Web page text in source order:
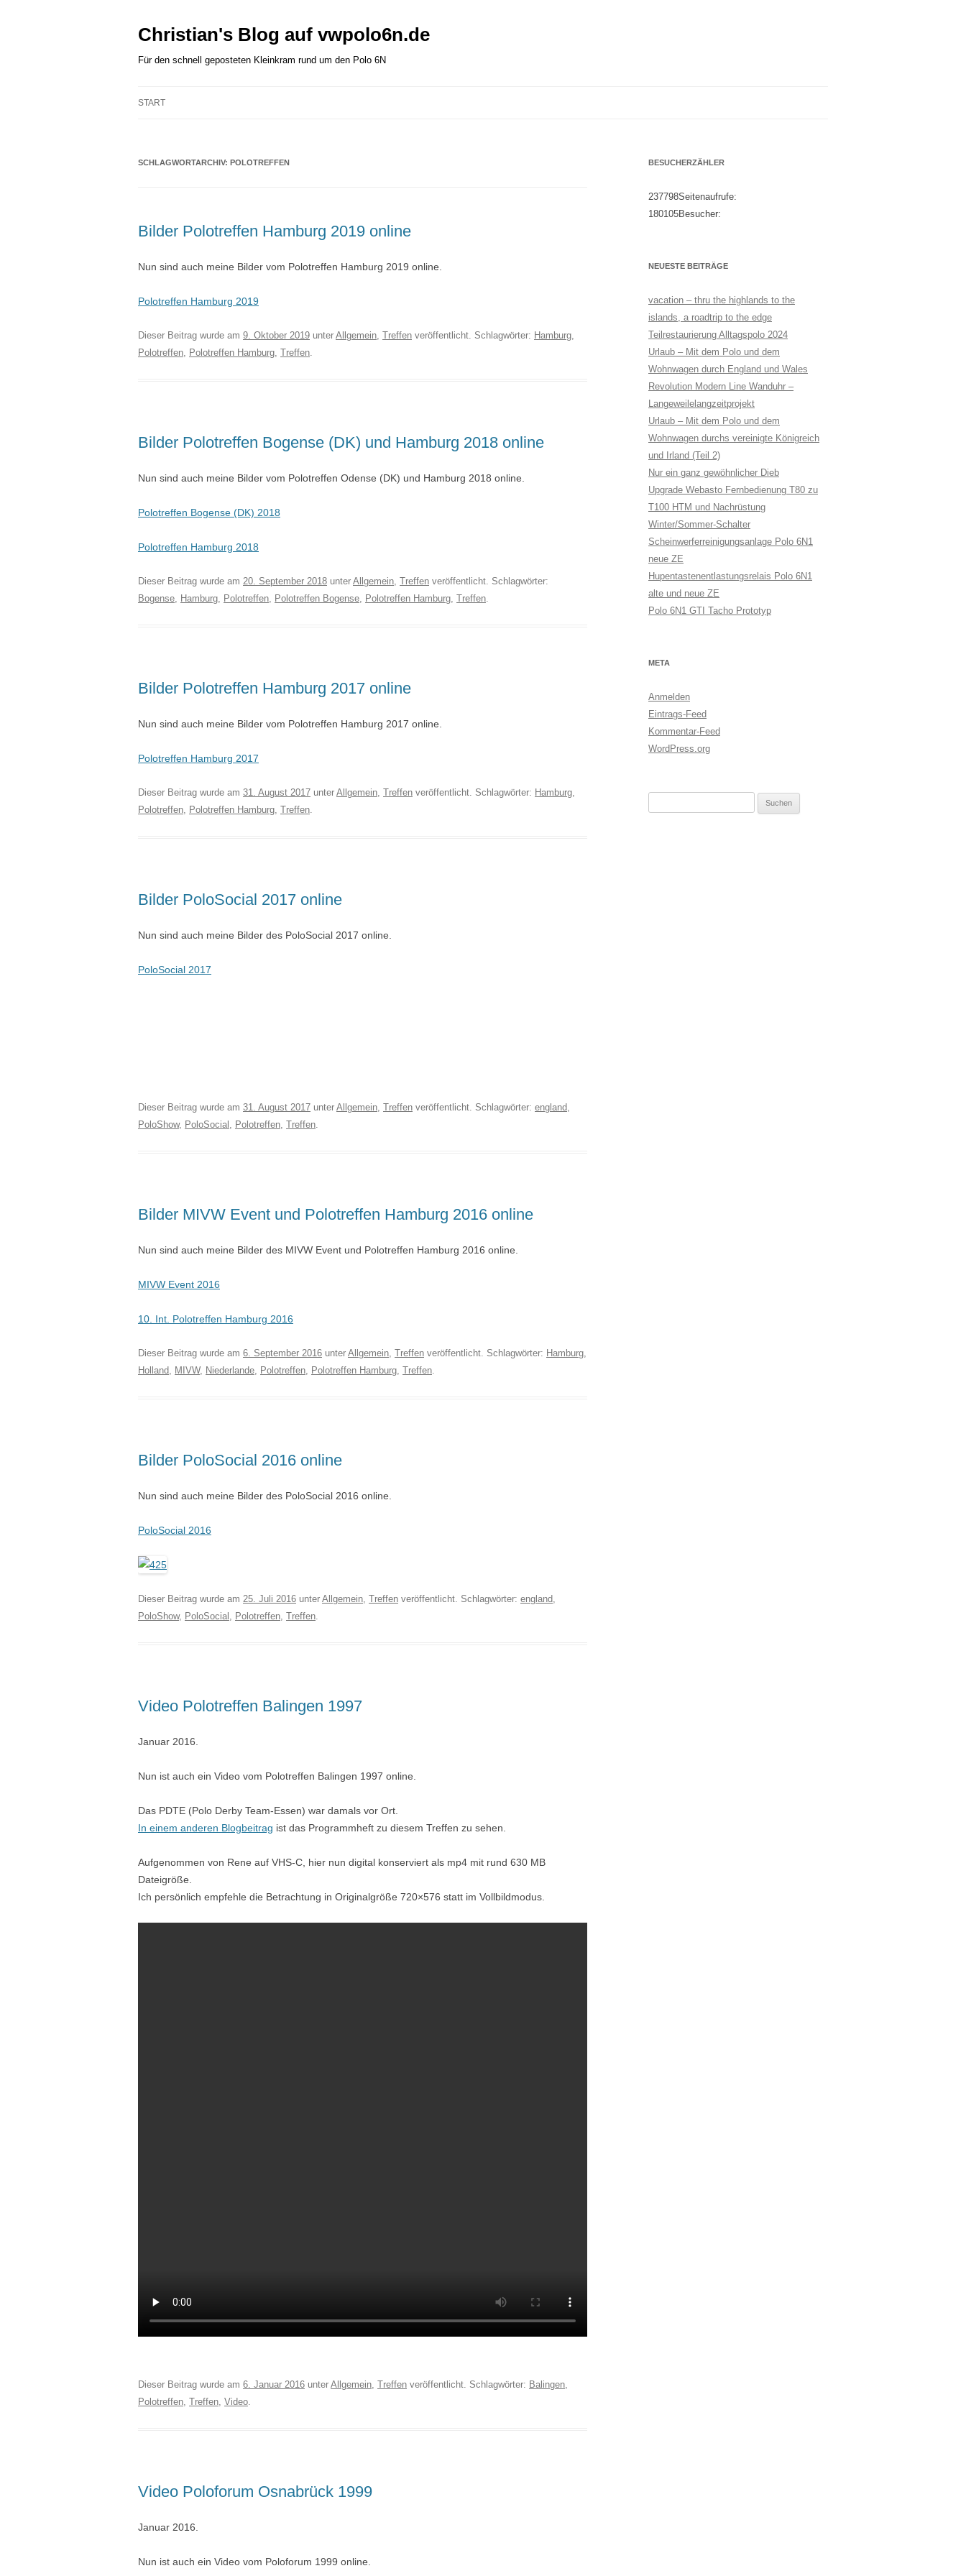
Christian's Blog auf vwpolo6n.de
Für den schnell geposteten Kleinkram rund um den Polo 6N
START
SCHLAGWORTARCHIV: POLOTREFFEN
Bilder Polotreffen Hamburg 2019 online
Nun sind auch meine Bilder vom Polotreffen Hamburg 2019 online.
Polotreffen Hamburg 2019
Dieser Beitrag wurde am 9. Oktober 2019 unter Allgemein, Treffen veröffentlicht. Schlagwörter: Hamburg,
Polotreffen, Polotreffen Hamburg, Treffen.
Bilder Polotreffen Bogense (DK) und Hamburg 2018 online
Nun sind auch meine Bilder vom Polotreffen Odense (DK) und Hamburg 2018 online.
Polotreffen Bogense (DK) 2018
Polotreffen Hamburg 2018
Dieser Beitrag wurde am 20. September 2018 unter Allgemein, Treffen veröffentlicht. Schlagwörter:
Bogense, Hamburg, Polotreffen, Polotreffen Bogense, Polotreffen Hamburg, Treffen.
Bilder Polotreffen Hamburg 2017 online
Nun sind auch meine Bilder vom Polotreffen Hamburg 2017 online.
Polotreffen Hamburg 2017
Dieser Beitrag wurde am 31. August 2017 unter Allgemein, Treffen veröffentlicht. Schlagwörter: Hamburg,
Polotreffen, Polotreffen Hamburg, Treffen.
Bilder PoloSocial 2017 online
Nun sind auch meine Bilder des PoloSocial 2017 online.
PoloSocial 2017
Dieser Beitrag wurde am 31. August 2017 unter Allgemein, Treffen veröffentlicht. Schlagwörter: england,
PoloShow, PoloSocial , Polotreffen, Treffen.
Bilder MIVW Event und Polotreffen Hamburg 2016 online
Nun sind auch meine Bilder des MIVW Event und Polotreffen Hamburg 2016 online.
MIVW Event 2016
10. Int. Polotreffen Hamburg 2016
Dieser Beitrag wurde am 6. September 2016 unter Allgemein, Treffen veröffentlicht. Schlagwörter: Hamburg,
Holland, MIVW, Niederlande, Polotreffen, Polotreffen Hamburg, Treffen.
Bilder PoloSocial 2016 online
Nun sind auch meine Bilder des PoloSocial 2016 online.
PoloSocial 2016
Dieser Beitrag wurde am 25. Juli 2016 unter Allgemein, Treffen veröffentlicht. Schlagwörter: england,
PoloShow, PoloSocial , Polotreffen, Treffen.
Video Polotreffen Balingen 1997
Januar 2016.
Nun ist auch ein Video vom Polotreffen Balingen 1997 online.
Das PDTE (Polo Derby Team-Essen) war damals vor Ort.
In einem anderen Blogbeitrag ist das Programmheft zu diesem Treffen zu sehen.
Aufgenommen von Rene auf VHS-C, hier nun digital konserviert als mp4 mit rund 630 MB
Dateigröße.
Ich persönlich empfehle die Betrachtung in Originalgröße 720×576 statt im Vollbildmodus.
Dieser Beitrag wurde am 6. Januar 2016 unter Allgemein, Treffen veröffentlicht. Schlagwörter: Balingen,
Polotreffen, Treffen, Video.
Video Poloforum Osnabrück 1999
Januar 2016.
Nun ist auch ein Video vom Poloforum 1999 online.
BESUCHERZÄHLER
237798Seitenaufrufe:
180105Besucher:
NEUESTE BEITRÄGE
vacation – thru the highlands to the
islands, a roadtrip to the edge
Teilrestaurierung Alltagspolo 2024
Urlaub – Mit dem Polo und dem
Wohnwagen durch England und Wales
Revolution Modern Line Wanduhr –
Langeweilelangzeitprojekt
Urlaub – Mit dem Polo und dem
Wohnwagen durchs vereinigte Königreich
und Irland (Teil 2)
Nur ein ganz gewöhnlicher Dieb
Upgrade Webasto Fernbedienung T80 zu
T100 HTM und Nachrüstung
Winter/Sommer-Schalter
Scheinwerferreinigungsanlage Polo 6N1
neue ZE
Hupentastenentlastungsrelais Polo 6N1
alte und neue ZE
Polo 6N1 GTI Tacho Prototyp
META
Anmelden
Eintrags-Feed
Kommentar-Feed
WordPress.org